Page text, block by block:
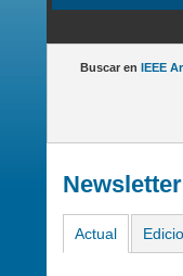
Buscar en IEEE
Newsletter
Actual